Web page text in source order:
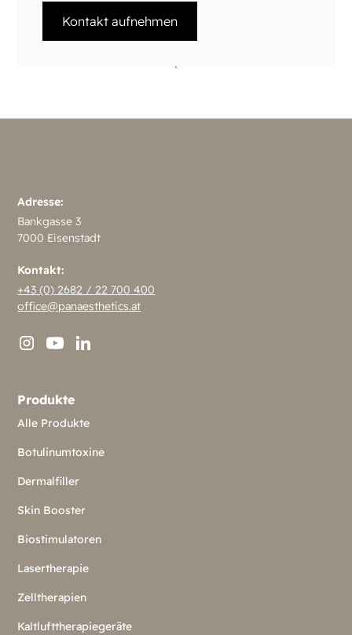
Kontakt aufnehmen
Adresse:
Bankgasse 3
7000 Eisenstadt
Kontakt:
+43 (0) 2682 / 22 700 400
office@panaesthetics.at
Produkte
Alle Produkte
Botulinumtoxine
Dermalfiller
Skin Booster
Biostimulatoren
Lasertherapie
Zelltherapien
Kaltlufttherapiegeräte